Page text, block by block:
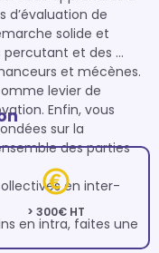
d’évaluation de
solide et
percutant et des
et mécènes.
levier de
Enfin, vous
sur la
des parties
en inter-
en intra, faites une
> 300€ HT